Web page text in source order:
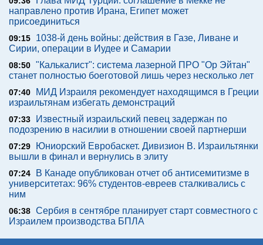
направлено против Ирана, Египет может
присоединиться
09:15
1038-й день войны: действия в Газе, Ливане и
Сирии, операции в Иудее и Самарии
08:50 "Калькалист": система лазерной ПРО "Ор Эйтан"
станет полностью боеготовой лишь через несколько лет
07:40
МИД Израиля рекомендует находящимся в Греции
израильтянам избегать демонстраций
07:33
Известный израильский певец задержан по
подозрению в насилии в отношении своей партнерши
07:29
Юниорский Евробаскет. Дивизион В. Израильтянки
вышли в финал и вернулись в элиту
07:24
В Канаде опубликован отчет об антисемитизме в
университетах: 96% студентов-евреев сталкивались с
ним
06:38 Сербия в сентябре планирует старт совместного с
Израилем производства БПЛА